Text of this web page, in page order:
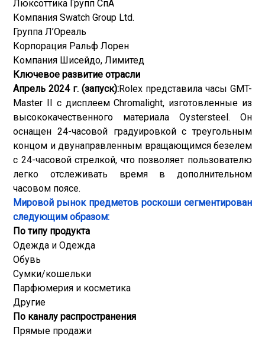
Люксоттика Групп СпА
Компания Swatch Group Ltd.
Группа Л’Ореаль
Корпорация Ральф Лорен
Компания Шисейдо, Лимитед
Ключевое развитие отрасли
Апрель 2024 г. (запуск):Rolex представила часы GMT-
Master II с дисплеем Chromalight, изготовленные из
высококачественного материала Oystersteel. Он
оснащен 24-часовой градуировкой с треугольным
концом и двунаправленным вращающимся безелем
с 24-часовой стрелкой, что позволяет пользователю
легко отслеживать время в дополнительном
часовом поясе.
Мировой рынок предметов роскоши сегментирован
следующим образом:
По типу продукта
Одежда и Одежда
Обувь
Сумки/кошельки
Парфюмерия и косметика
Другие
По каналу распространения
Прямые продажи